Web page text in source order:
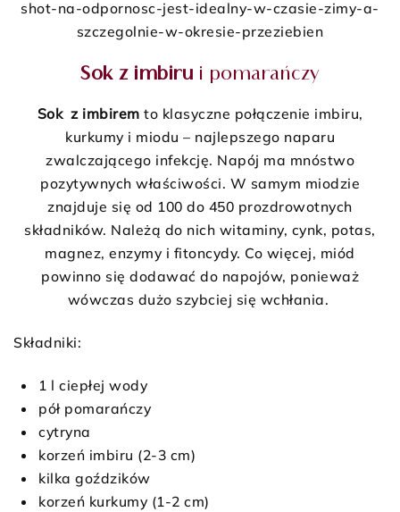
Sok z imbiru i pomarańczy
Sok z imbirem to klasyczne połączenie imbiru,
kurkumy i miodu – najlepszego naparu
zwalczającego infekcję. Napój ma mnóstwo
pozytywnych właściwości. W samym miodzie
znajduje się od 100 do 450 prozdrowotnych
składników. Należą do nich witaminy, cynk, potas,
magnez, enzymy i fitoncydy. Co więcej, miód
powinno się dodawać do napojów, ponieważ
wówczas dużo szybciej się wchłania.
Składniki:
1 l ciepłej wody
pół pomarańczy
cytryna
korzeń imbiru (2-3 cm)
kilka goździków
korzeń kurkumy (1-2 cm)